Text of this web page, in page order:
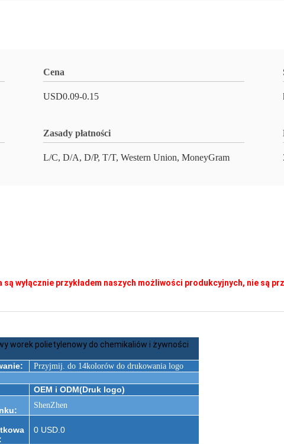
Cena
USD0.09-0.15
Zasady płatności
L/C, D/A, D/P, T/T, Western Union, MoneyGram
wyłącznie przykładem naszych możliwości produkcyjnych, nie są
worek polietylenowy do chemikaliów i żywności
Przyjmij. do 14kolorów do drukowania logo
OEM i ODM(Druk logo)
ShenZhen
0 USD.0